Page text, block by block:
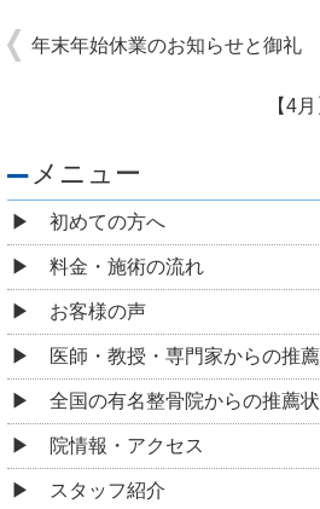
年末年始休業のお知らせと御礼
【4
メニュー
初めての方へ
料金・施術の流れ
お客様の声
医師・教授・専門家からの推
全国の有名整骨院からの推薦状
院情報・アクセス
スタッフ紹介